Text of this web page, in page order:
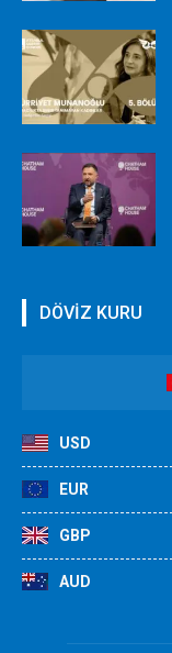
DÖVİZ KURU
USD
EUR
GBP
AUD